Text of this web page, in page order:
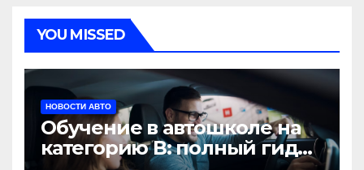
YOU MISSED
НОВОСТИ АВТО
Обучение в автошколе на
категорию В: полный гид